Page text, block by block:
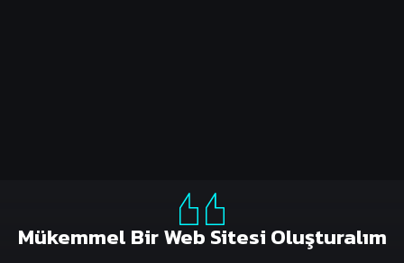
Mükemmel Bir Web Sitesi Oluşturalım